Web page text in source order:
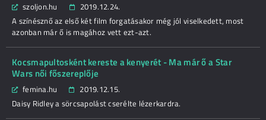
szoljon.hu
2019.12.24.
A színésznő az első két film forgatásakor még jól viselkedett, most
azonban már ő is magához vett ezt-azt.
Kocsmapultosként kereste a kenyerét - Ma már ő a Star
Wars női főszereplője
femina.hu
2019.12.15.
Daisy Ridley a sörcsapolást cserélte lézerkardra.